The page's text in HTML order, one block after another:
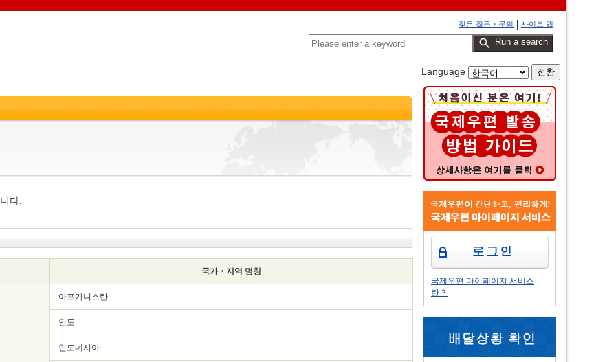
사이트 맵
잦은 질문・문의
Run a search
Language
다.
국가・지역 명칭
아프가니스탄
인도
인도네시아
국제우편 마이페이지 서비스
란？